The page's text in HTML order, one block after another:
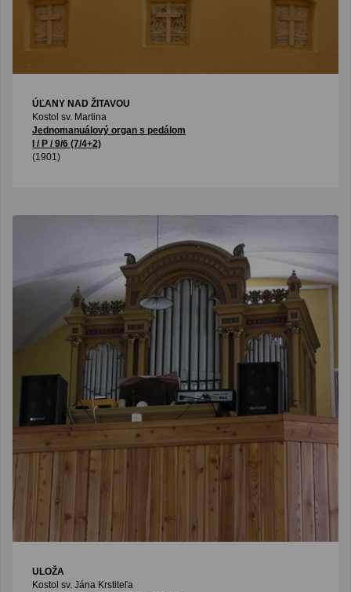
ÚĽANY NAD ŽITAVOU
Kostol sv. Martina
Jednomanuálový organ s pedálom
I / P / 9/6 (7/4+2)
(1901)
ULOŽA
Kostol sv. Jána Krstiteľa